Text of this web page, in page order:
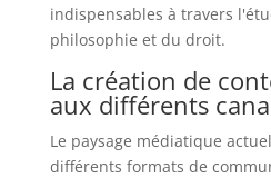
indispensables à travers
philosophie et du droit.
La création de
aux différents
Le paysage médiatique
différents formats de